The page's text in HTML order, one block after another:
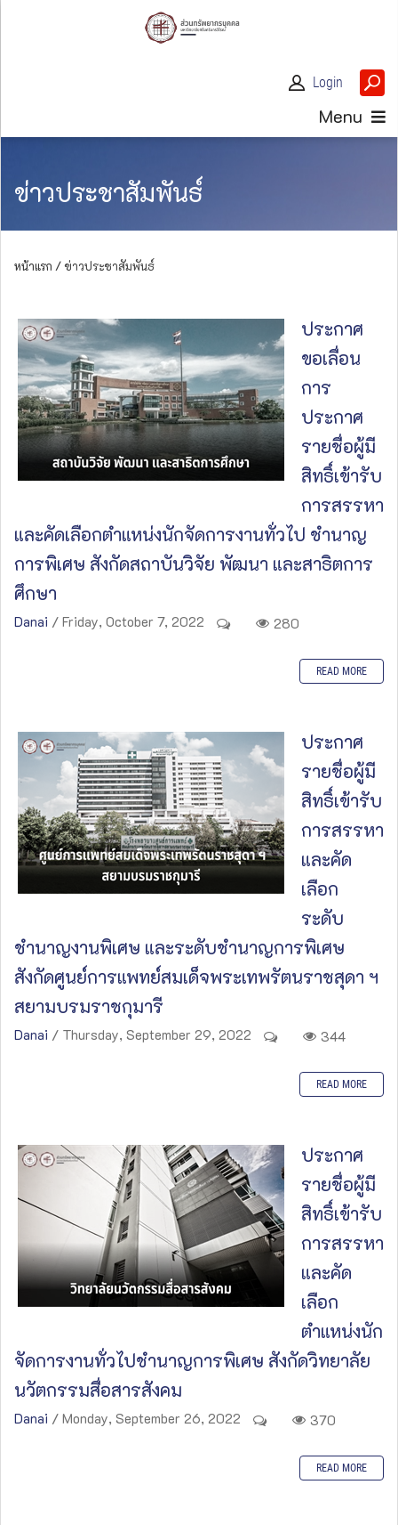
Login
Menu
ข่าวประชาสัมพันธ์
หน้าแรก / ข่าวประชาสัมพันธ์
ประกาศ
ขอเลื่อน
การ
ประกาศ
รายชื่อผู้มี
สิทธิ์เข้ารับ
การสรรหา
และคัดเลือกตำแหน่งนักจัดการงานทั่วไป ชำนาญ
การพิเศษ สังกัดสถาบันวิจัย พัฒนา และสาธิตการ
ศึกษา
Danai / Friday, October 7, 2022 280
READ MORE
ประกาศ
รายชื่อผู้มี
สิทธิ์เข้ารับ
การสรรหา
และคัด
เลือก
ระดับ
ชำนาญงานพิเศษ และระดับชำนาญการพิเศษ
สังกัดศูนย์การแพทย์สมเด็จพระเทพรัตนราชสุดา ฯ
สยามบรมราชกุมารี
Danai / Thursday, September 29, 2022 344
READ MORE
ประกาศ
รายชื่อผู้มี
สิทธิ์เข้ารับ
การสรรหา
และคัด
เลือก
ตำแหน่งนัก
จัดการงานทั่วไปชำนาญการพิเศษ สังกัดวิทยาลัย
นวัตกรรมสื่อสารสังคม
Danai / Monday, September 26, 2022 370
READ MORE